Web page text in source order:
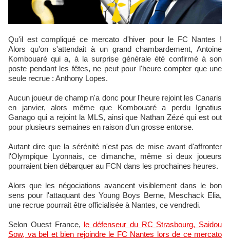
Qu'il est compliqué ce mercato d'hiver pour le FC Nantes !
Alors qu'on s'attendait à un grand chambardement, Antoine
Kombouaré qui a, à la surprise générale été confirmé à son
poste pendant les fêtes, ne peut pour l'heure compter que une
seule recrue : Anthony Lopes.
Aucun joueur de champ n'a donc pour l'heure rejoint les Canaris
en janvier, alors même que Kombouaré a perdu Ignatius
Ganago qui a rejoint la MLS, ainsi que Nathan Zézé qui est out
pour plusieurs semaines en raison d'un grosse entorse.
Autant dire que la sérénité n'est pas de mise avant d'affronter
l'Olympique Lyonnais, ce dimanche, même si deux joueurs
pourraient bien débarquer au FCN dans les prochaines heures.
Alors que les négociations avancent visiblement dans le bon
sens pour l'attaquant des Young Boys Berne, Meschack Elia,
une recrue pourrait être officialisée à Nantes, ce vendredi.
Selon Ouest France, le défenseur du RC Strasbourg, Saidou
Sow, va bel et bien rejoindre le FC Nantes lors de ce mercato